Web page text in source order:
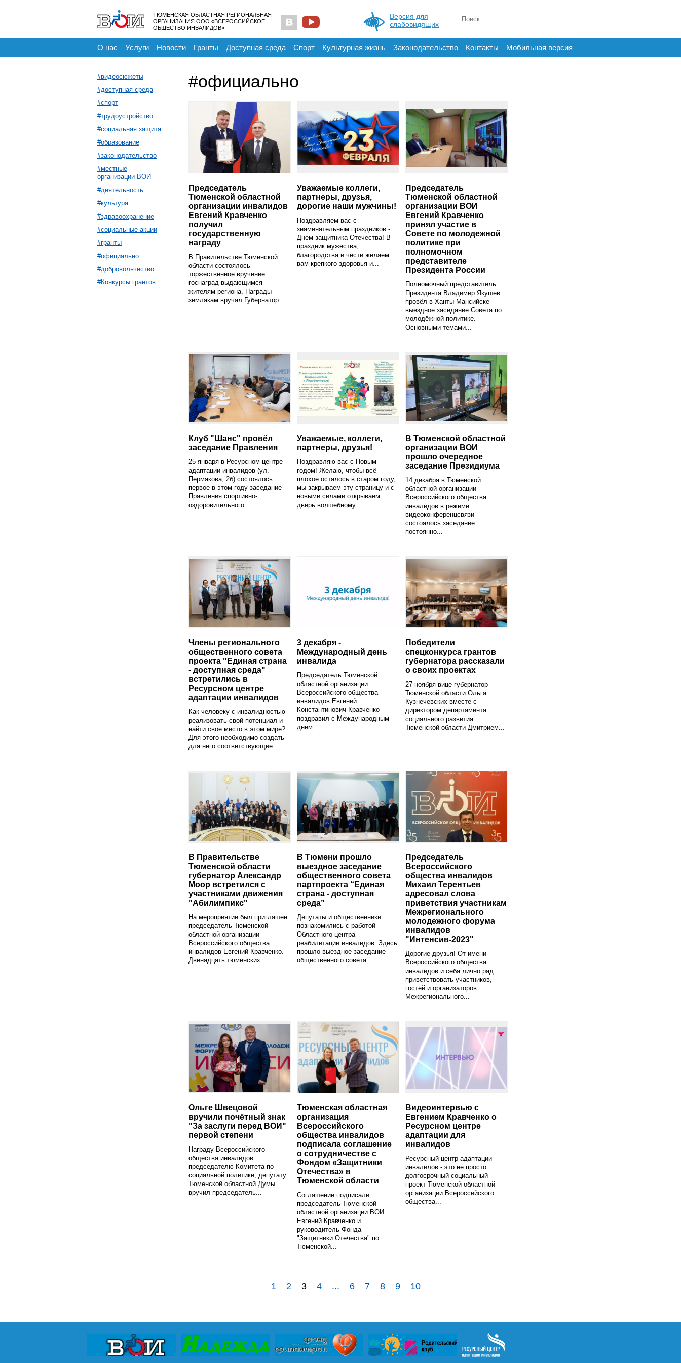
ТЮМЕНСКАЯ ОБЛАСТНАЯ РЕГИОНАЛЬНАЯ
ОРГАНИЗАЦИЯ ООО «ВСЕРОССИЙСКОЕ
ОБЩЕСТВО ИНВАЛИДОВ»
Версия для
слабовидящих
О нас Услуги Новости Гранты Доступная среда Спорт Культурная жизнь Законодательство Контакты Мобильная версия
#видеосюжеты
#доступная среда
#спорт
#трудоустройство
#социальная защита
#образование
#законодательство
#местные
организации ВОИ
#деятельность
#культура
#здравоохранение
#социальные акции
#гранты
#официально
#добровольчество
#Конкурсы грантов
#официально
Председатель
Тюменской областной
организации инвалидов
Евгений Кравченко
получил
государственную
награду
В Правительстве Тюменской
области состоялось
торжественное вручение
госнаград выдающимся
жителям региона. Награды
землякам вручал Губернатор...
Уважаемые коллеги,
партнеры, друзья,
дорогие наши мужчины!
Поздравляем вас с
знаменательным праздников -
Днем защитника Отечества! В
праздник мужества,
благородства и чести желаем
вам крепкого здоровья и...
Председатель
Тюменской областной
организации ВОИ
Евгений Кравченко
принял участие в
Совете по молодежной
политике при
полномочном
представителе
Президента России
Полномочный представитель
Президента Владимир Якушев
провёл в Ханты-Мансийске
выездное заседание Совета по
молодёжной политике.
Основными темами...
Клуб "Шанс" провёл
заседание Правления
25 января в Ресурсном центре
адаптации инвалидов (ул.
Пермякова, 2б) состоялось
первое в этом году заседание
Правления спортивно-
оздоровительного...
Уважаемые, коллеги,
партнеры, друзья!
Поздравляю вас с Новым
годом! Желаю, чтобы всё
плохое осталось в старом году,
мы закрываем эту страницу и с
новыми силами открываем
дверь волшебному...
В Тюменской областной
организации ВОИ
прошло очередное
заседание Президиума
14 декабря в Тюменской
областной организации
Всероссийского общества
инвалидов в режиме
видеоконференцсвязи
состоялось заседание
постоянно...
Члены регионального
общественного совета
проекта "Единая страна
- доступная среда"
встретились в
Ресурсном центре
адаптации инвалидов
Как человеку с инвалидностью
реализовать свой потенциал и
найти свое место в этом мире?
Для этого необходимо создать
для него соответствующие...
3 декабря -
Международный день
инвалида
Председатель Тюменской
областной организации
Всероссийского общества
инвалидов Евгений
Константинович Кравченко
поздравил с Международным
днем...
Победители
спецконкурса грантов
губернатора рассказали
о своих проектах
27 ноября вице-губернатор
Тюменской области Ольга
Кузнечевских вместе с
директором департамента
социального развития
Тюменской области Дмитрием...
В Правительстве
Тюменской области
губернатор Александр
Моор встретился с
участниками движения
"Абилимпикс"
На мероприятие был приглашен
председатель Тюменской
областной организации
Всероссийского общества
инвалидов Евгений Кравченко.
Двенадцать тюменских...
В Тюмени прошло
выездное заседание
общественного совета
партпроекта “Единая
страна - доступная
среда”
Депутаты и общественники
познакомились с работой
Областного центра
реабилитации инвалидов. Здесь
прошло выездное заседание
общественного совета...
Председатель
Всероссийского
общества инвалидов
Михаил Терентьев
адресовал слова
приветствия участникам
Межрегионального
молодежного форума
инвалидов
"Интенсив-2023"
Дорогие друзья! От имени
Всероссийского общества
инвалидов и себя лично рад
приветствовать участников,
гостей и организаторов
Межрегионального...
Ольге Швецовой
вручили почётный знак
"За заслуги перед ВОИ"
первой степени
Награду Всероссийского
общества инвалидов
председателю Комитета по
социальной политике, депутату
Тюменской областной Думы
вручил председатель...
Тюменская областная
организация
Всероссийского
общества инвалидов
подписала соглашение
о сотрудничестве с
Фондом «Защитники
Отечества» в
Тюменской области
Соглашение подписали
председатель Тюменской
областной организации ВОИ
Евгений Кравченко и
руководитель Фонда
"Защитники Отечества" по
Тюменской...
Видеоинтервью с
Евгением Кравченко о
Ресурсном центре
адаптации для
инвалидов
Ресурсный центр адаптации
инвалилов - это не просто
долгосрочный социальный
проект Тюменской областной
организации Всероссийского
общества...
1 2 3 4 ... 6 7 8 9 10